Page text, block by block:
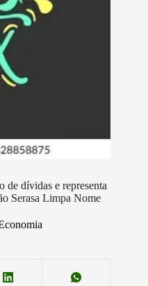
de dívidas e representa
Serasa Limpa Nome